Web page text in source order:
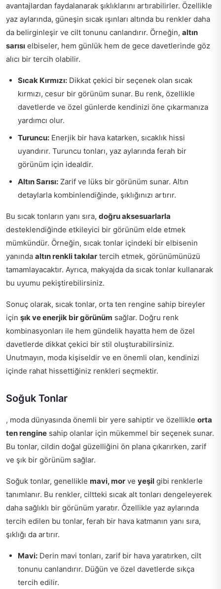
avantajlardan faydalanarak şıklıklarını artırabilirler. Özellikle
yaz aylarında, güneşin sıcak ışınları altında bu renkler daha
da belirginleşir ve cilt tonunu canlandırır. Örneğin, altın
sarısı elbiseler, hem günlük hem de gece davetlerinde göz
alıcı bir tercih olabilir.
Sıcak Kırmızı: Dikkat çekici bir seçenek olan sıcak
kırmızı, cesur bir görünüm sunar. Bu renk, özellikle
davetlerde ve özel günlerde kendinizi öne çıkarmanıza
yardımcı olur.
Turuncu: Enerjik bir hava katarken, sıcaklık hissi
uyandırır. Turuncu tonları, yaz aylarında ferah bir
görünüm için idealdir.
Altın Sarısı: Zarif ve lüks bir görünüm sunar. Altın
detaylarla kombinlendiğinde, şıklığınızı artırır.
Bu sıcak tonların yanı sıra, doğru aksesuarlarla
desteklendiğinde etkileyici bir görünüm elde etmek
mümkündür. Örneğin, sıcak tonlar içindeki bir elbisenin
yanında altın renkli takılar tercih etmek, görünümünüzü
tamamlayacaktır. Ayrıca, makyajda da sıcak tonlar kullanarak
bu uyumu pekiştirebilirsiniz.
Sonuç olarak, sıcak tonlar, orta ten rengine sahip bireyler
için şık ve enerjik bir görünüm sağlar. Doğru renk
kombinasyonları ile hem gündelik hayatta hem de özel
davetlerde dikkat çekici bir stil oluşturabilirsiniz.
Unutmayın, moda kişiseldir ve en önemli olan, kendinizi
içinde rahat hissettiğiniz renkleri seçmektir.
Soğuk Tonlar
, moda dünyasında önemli bir yere sahiptir ve özellikle orta
ten rengine sahip olanlar için mükemmel bir seçenek sunar.
Bu tonlar, cildin doğal güzelliğini ön plana çıkarırken, zarif
ve şık bir görünüm sağlar.
Soğuk tonlar, genellikle mavi, mor ve yeşil gibi renklerle
tanımlanır. Bu renkler, ciltteki sıcak alt tonları dengeleyerek
daha sağlıklı bir görünüm yaratır. Özellikle yaz aylarında
tercih edilen bu tonlar, ferah bir hava katmanın yanı sıra,
şıklığı da artırır.
Mavi: Derin mavi tonları, zarif bir hava yaratırken, cilt
tonunu canlandırır. Düğün ve özel davetlerde sıkça
tercih edilir.